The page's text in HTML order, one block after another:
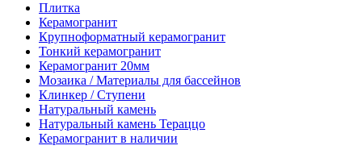
Плитка
Керамогранит
Крупноформатный керамогранит
Тонкий керамогранит
Керамогранит 20мм
Мозаика / Материалы для бассейнов
Клинкер / Ступени
Натуральный камень
Натуральный камень Тераццо
Керамогранит в наличии